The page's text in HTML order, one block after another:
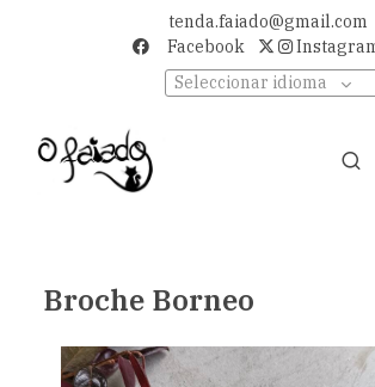
tenda.faiado@gmail.com
Facebook
Seleccionar idioma
Broche Borneo